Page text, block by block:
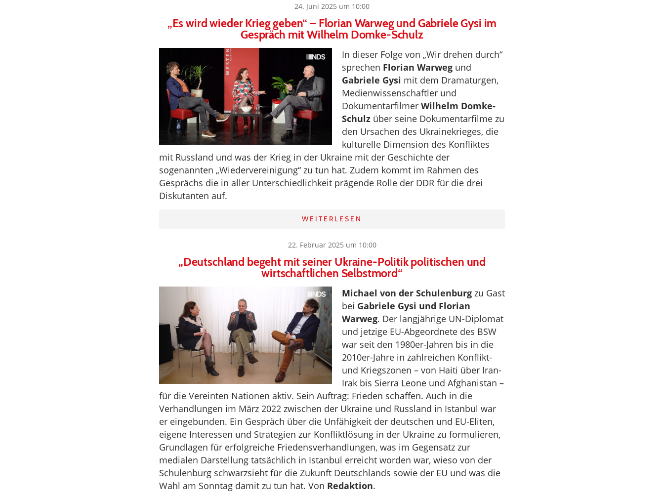
24. Juni 2025 um 10:00
„Es wird wieder Krieg geben“ – Florian Warweg und Gabriele Gysi im
Gespräch mit Wilhelm Domke-Schulz
In dieser Folge von „Wir drehen durch“
sprechen Florian Warweg und
Gabriele Gysi mit dem Dramaturgen,
Medienwissenschaftler und
Dokumentarfilmer Wilhelm Domke-
Schulz über seine Dokumentarfilme zu
den Ursachen des Ukrainekrieges, die
kulturelle Dimension des Konfliktes
mit Russland und was der Krieg in der Ukraine mit der Geschichte der
sogenannten „Wiedervereinigung“ zu tun hat. Zudem kommt im Rahmen des
Gesprächs die in aller Unterschiedlichkeit prägende Rolle der DDR für die drei
Diskutanten auf.
WEITERLESEN
22. Februar 2025 um 10:00
„Deutschland begeht mit seiner Ukraine-Politik politischen und
wirtschaftlichen Selbstmord“
Michael von der Schulenburg zu Gast
bei Gabriele Gysi und Florian
Warweg. Der langjährige UN-Diplomat
und jetzige EU-Abgeordnete des BSW
war seit den 1980er-Jahren bis in die
2010er-Jahre in zahlreichen Konflikt-
und Kriegszonen – von Haiti über Iran-
Irak bis Sierra Leone und Afghanistan –
für die Vereinten Nationen aktiv. Sein Auftrag: Frieden schaffen. Auch in die
Verhandlungen im März 2022 zwischen der Ukraine und Russland in Istanbul war
er eingebunden. Ein Gespräch über die Unfähigkeit der deutschen und EU-Eliten,
eigene Interessen und Strategien zur Konfliktlösung in der Ukraine zu formulieren,
Grundlagen für erfolgreiche Friedensverhandlungen, was im Gegensatz zur
medialen Darstellung tatsächlich in Istanbul erreicht worden war, wieso von der
Schulenburg schwarzsieht für die Zukunft Deutschlands sowie der EU und was die
Wahl am Sonntag damit zu tun hat. Von Redaktion.